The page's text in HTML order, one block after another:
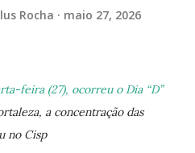
posição com 18 pont...
Rocha maio 27, 2026
feira (27), ocorreu o Dia “D”
a concentração das
no Cisp